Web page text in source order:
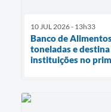
10 JUL 2026 - 13h33
Banco de
toneladas e
instituições no